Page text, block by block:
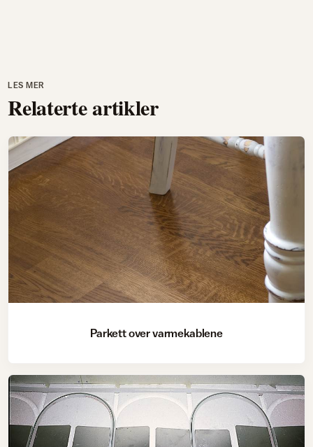
LES MER
Relaterte artikler
Parkett over varmekablene